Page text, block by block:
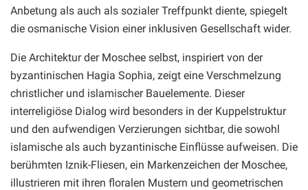
Anbetung als auch als sozialer Treffpunkt diente, spiegelt
die osmanische Vision einer inklusiven Gesellschaft wider.
Die Architektur der Moschee selbst, inspiriert von der
byzantinischen Hagia Sophia, zeigt eine Verschmelzung
christlicher und islamischer Bauelemente. Dieser
interreligiöse Dialog wird besonders in der Kuppelstruktur
und den aufwendigen Verzierungen sichtbar, die sowohl
islamische als auch byzantinische Einflüsse aufweisen. Die
berühmten Iznik-Fliesen, ein Markenzeichen der Moschee,
illustrieren mit ihren floralen Mustern und geometrischen